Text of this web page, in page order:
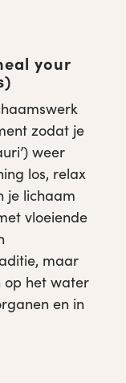
your
zodat je
weer
los, relax
je lichaam
vloeiende
maar
op het water
en in